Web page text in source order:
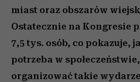
miast oraz obszarów
Ostatecznie na Kongresie
7,5 tys. osób, co pokazuje,
potrzeba w
organizować takie